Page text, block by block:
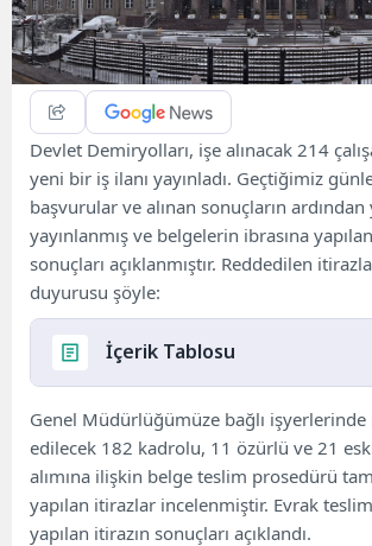
Devlet Demiryolları, işe alınacak 214
yeni bir iş ilanı yayınladı. Geçtiğimiz
başvurular ve alınan sonuçların
yayınlanmış ve belgelerin ibrasına
sonuçları açıklanmıştır. Reddedilen
duyurusu şöyle:
İçerik Tablosu
Sözlü sınav tarihleri ​​açıklandı!
612 aday sınavı geçti!
Genel Müdürlüğümüze bağlı
edilecek 182 kadrolu, 11 özürlü ve 21
alımına ilişkin belge teslim prosedürü
yapılan itirazlar incelenmiştir. Evrak
yapılan itirazın sonuçları açıklandı.